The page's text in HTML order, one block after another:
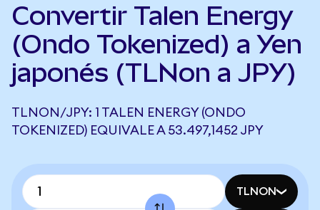
Convertir Talen Energy
(Ondo Tokenized) a Yen
japonés (TLNon a JPY)
TLNON/JPY: 1 TALEN ENERGY (ONDO
TOKENIZED) EQUIVALE A 53.497,1452 JPY
TLNON